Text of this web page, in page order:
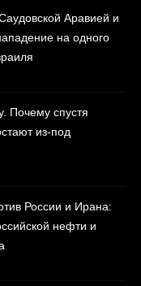
Аравией и
на одного
Почему спустя
из-под
России и Ирана:
нефти и